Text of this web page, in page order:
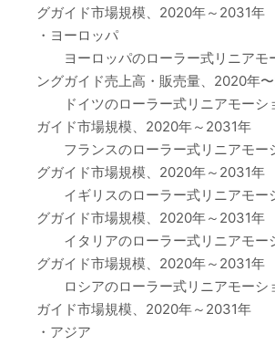
グガイド市場規模、2020年～2031年
・ヨーロッパ
ヨーロッパのローラー式リニアモ
ングガイド売上高・販売量、2020年
ドイツのローラー式リニアモーシ
ガイド市場規模、2020年～2031年
フランスのローラー式リニアモー
グガイド市場規模、2020年～2031年
イギリスのローラー式リニアモー
グガイド市場規模、2020年～2031年
イタリアのローラー式リニアモー
グガイド市場規模、2020年～2031年
ロシアのローラー式リニアモーシ
ガイド市場規模、2020年～2031年
・アジア